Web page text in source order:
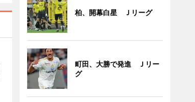
柏、開幕白星 Ｊリーグ
町田、大勝で発進 Ｊリー
グ